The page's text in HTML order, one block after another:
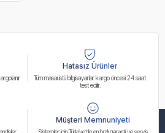
Hatasız Ürünler
Tüm masaüstü bilgisayarlar kargo öncesi 24 saat
test edilir.
Müşteri Memnuniyeti